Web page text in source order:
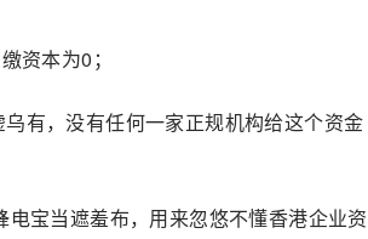
资本为0；
有，没有任何一家正规机构给这个资金
宝当遮羞布，用来忽悠不懂香港企业资